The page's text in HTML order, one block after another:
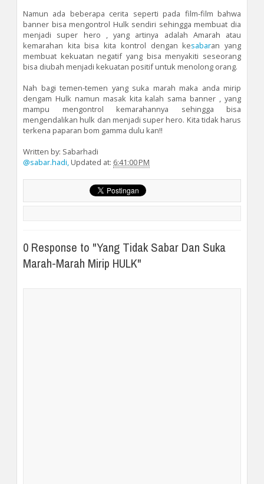
Namun ada beberapa cerita seperti pada film-film bahwa
banner bisa mengontrol Hulk sendiri sehingga membuat dia
menjadi super hero , yang artinya adalah Amarah atau
kemarahan kita bisa kita kontrol dengan kesabaran yang
membuat kekuatan negatif yang bisa menyakiti seseorang
bisa diubah menjadi kekuatan positif untuk menolong orang.
Nah bagi temen-temen yang suka marah maka anda mirip
dengam Hulk namun masak kita kalah sama banner , yang
mampu mengontrol kemarahannya sehingga bisa
mengendalikan hulk dan menjadi super hero. Kita tidak harus
terkena paparan bom gamma dulu kan!!
Written by: Sabarhadi
@sabar.hadi, Updated at: 6:41:00 PM
0 Response to "Yang Tidak Sabar Dan Suka
Marah-Marah Mirip HULK"